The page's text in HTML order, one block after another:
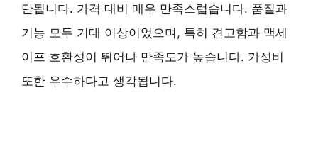
단됩니다. 가격 대비 매우 만족스럽습니다. 품질과
기능 모두 기대 이상이었으며, 특히 견고함과 맥세
이프 호환성이 뛰어나 만족도가 높습니다. 가성비
또한 우수하다고 생각됩니다.